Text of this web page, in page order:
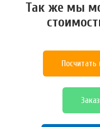
Так же мы
Посчитать